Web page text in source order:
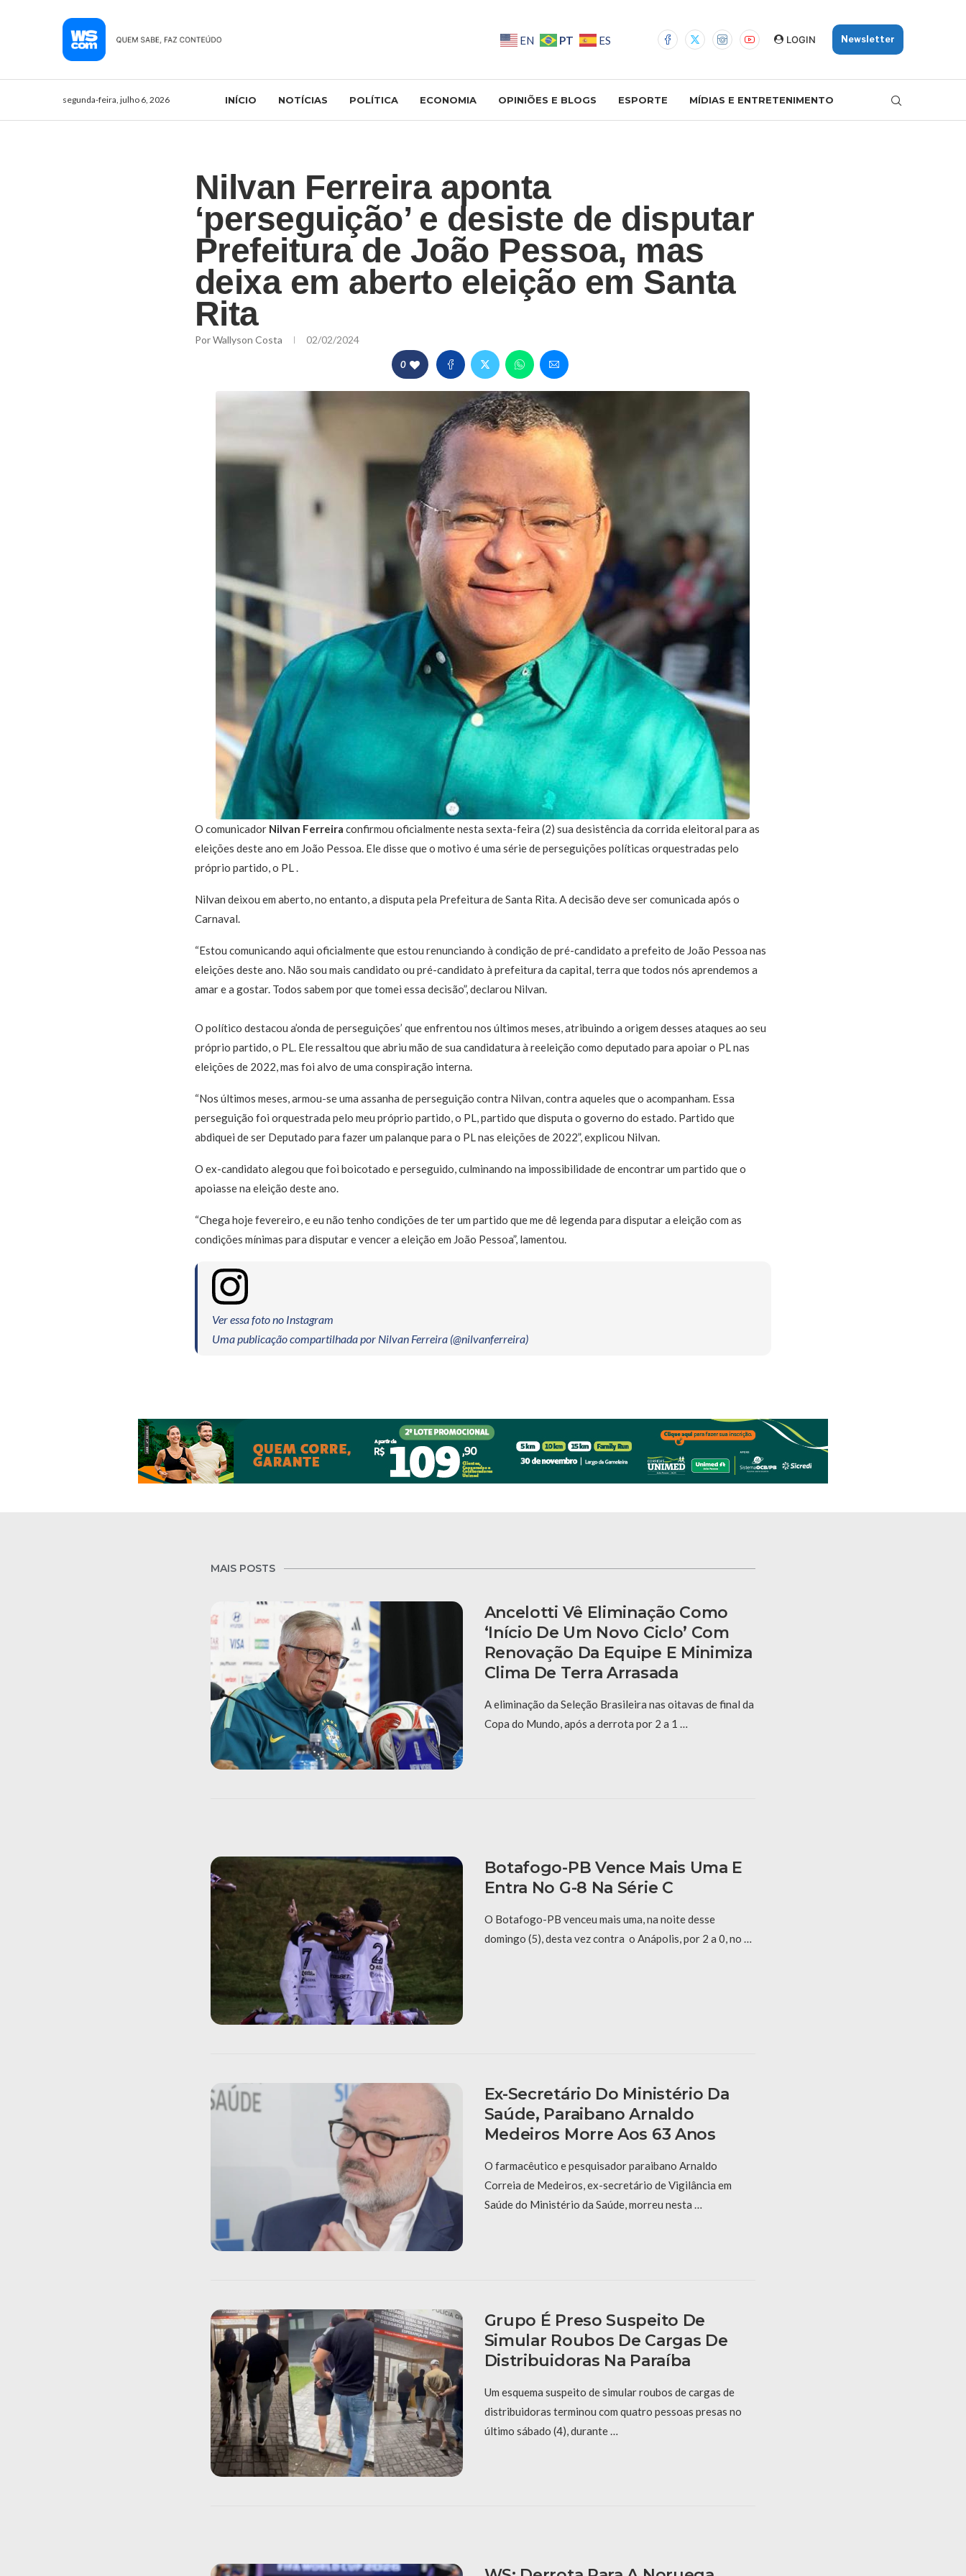
EN PT ES LOGIN Newsletter
segunda-feira, julho 6, 2026 INÍCIO NOTÍCIAS POLÍTICA ECONOMIA OPINIÕES E BLOGS ESPORTE MÍDIAS E ENTRETENIMENTO
Nilvan Ferreira aponta
‘perseguição’ e desiste de disputar
Prefeitura de João Pessoa, mas
deixa em aberto eleição em Santa
Rita
PorWallyson Costa 02/02/2024
0
O comunicador Nilvan Ferreira confirmou oficialmente nesta sexta-feira (2) sua desistência da corrida eleitoral para as
eleições deste ano em João Pessoa. Ele disse que o motivo é uma série de perseguições políticas orquestradas pelo
próprio partido, o PL .
Nilvan deixou em aberto, no entanto, a disputa pela Prefeitura de Santa Rita. A decisão deve ser comunicada após o
Carnaval.
“Estou comunicando aqui oficialmente que estou renunciando à condição de pré-candidato a prefeito de João Pessoa nas
eleições deste ano. Não sou mais candidato ou pré-candidato à prefeitura da capital, terra que todos nós aprendemos a
amar e a gostar. Todos sabem por que tomei essa decisão”, declarou Nilvan.
O político destacou a’onda de perseguições’ que enfrentou nos últimos meses, atribuindo a origem desses ataques ao seu
próprio partido, o PL. Ele ressaltou que abriu mão de sua candidatura à reeleição como deputado para apoiar o PL nas
eleições de 2022, mas foi alvo de uma conspiração interna.
“Nos últimos meses, armou-se uma assanha de perseguição contra Nilvan, contra aqueles que o acompanham. Essa
perseguição foi orquestrada pelo meu próprio partido, o PL, partido que disputa o governo do estado. Partido que
abdiquei de ser Deputado para fazer um palanque para o PL nas eleições de 2022”, explicou Nilvan.
O ex-candidato alegou que foi boicotado e perseguido, culminando na impossibilidade de encontrar um partido que o
apoiasse na eleição deste ano.
“Chega hoje fevereiro, e eu não tenho condições de ter um partido que me dê legenda para disputar a eleição com as
condições mínimas para disputar e vencer a eleição em João Pessoa”, lamentou.
Ver essa foto no Instagram
Uma publicação compartilhada por Nilvan Ferreira (@nilvanferreira)
MAIS POSTS
Ancelotti Vê Eliminação Como
‘início De Um Novo Ciclo’ Com
Renovação Da Equipe E Minimiza
Clima De Terra Arrasada
A eliminação da Seleção Brasileira nas oitavas de final da
Copa do Mundo, após a derrota por 2 a 1 …
Botafogo-PB Vence Mais Uma E
Entra No G-8 Na Série C
O Botafogo-PB venceu mais uma, na noite desse
domingo (5), desta vez contra o Anápolis, por 2 a 0, no …
Ex-Secretário Do Ministério Da
Saúde, Paraibano Arnaldo
Medeiros Morre Aos 63 Anos
O farmacêutico e pesquisador paraibano Arnaldo
Correia de Medeiros, ex-secretário de Vigilância em
Saúde do Ministério da Saúde, morreu nesta …
Grupo É Preso Suspeito De
Simular Roubos De Cargas De
Distribuidoras Na Paraíba
Um esquema suspeito de simular roubos de cargas de
distribuidoras terminou com quatro pessoas presas no
último sábado (4), durante …